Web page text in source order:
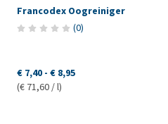
Francodex Oogreiniger
(0)
€ 7,40 - € 8,95
(€ 71,60 / l)